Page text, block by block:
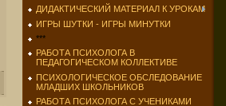
ДИДАКТИЧЕСКИЙ МАТЕРИАЛ К УРОКАМ
ИГРЫ ШУТКИ - ИГРЫ МИНУТКИ
***
РАБОТА ПСИХОЛОГА В
ПЕДАГОГИЧЕСКОМ КОЛЛЕКТИВЕ
ПСИХОЛОГИЧЕСКОЕ ОБСЛЕДОВАНИЕ
МЛАДШИХ ШКОЛЬНИКОВ
РАБОТА ПСИХОЛОГА С УЧЕНИКАМИ